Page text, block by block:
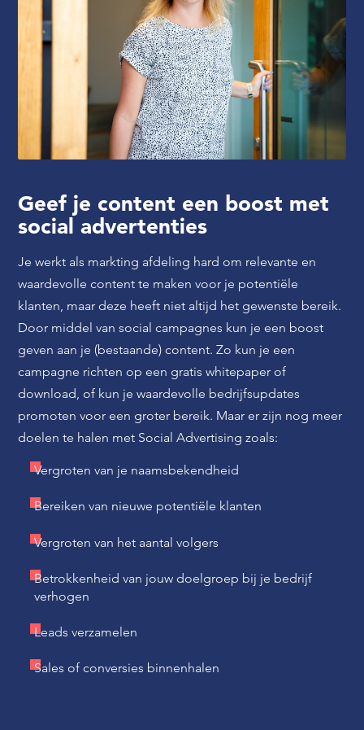
Geef je content een boost met
social advertenties
Je werkt als markting afdeling hard om relevante en
waardevolle content te maken voor je potentiële
klanten, maar deze heeft niet altijd het gewenste bereik.
Door middel van social campagnes kun je een boost
geven aan je (bestaande) content. Zo kun je een
campagne richten op een gratis whitepaper of
download, of kun je waardevolle bedrijfsupdates
promoten voor een groter bereik. Maar er zijn nog meer
doelen te halen met Social Advertising zoals:
Vergroten van je naamsbekendheid
Bereiken van nieuwe potentiële klanten
Vergroten van het aantal volgers
Betrokkenheid van jouw doelgroep bij je bedrijf
verhogen
Leads verzamelen
Sales of conversies binnenhalen